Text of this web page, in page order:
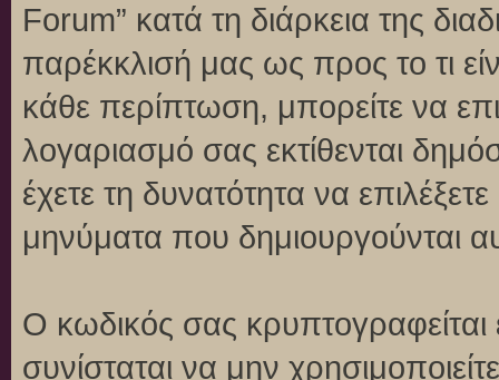
Forum” κατά τη διάρκεια της
παρέκκλισή μας ως προς το τι
κάθε περίπτωση, μπορείτε να
λογαριασμό σας εκτίθενται
έχετε τη δυνατότητα να
μηνύματα που δημιουργούνται
Ο κωδικός σας
συνίσταται να μην